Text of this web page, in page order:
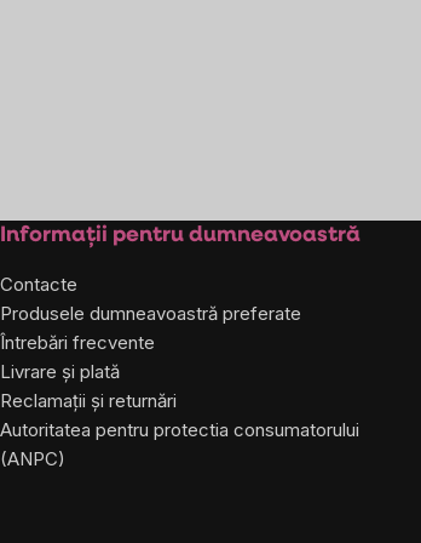
Subsol
Informații pentru dumneavoastră
Contacte
Produsele dumneavoastră preferate
Întrebări frecvente
Livrare și plată
Reclamații și returnări
Autoritatea pentru protectia consumatorului
(ANPC)